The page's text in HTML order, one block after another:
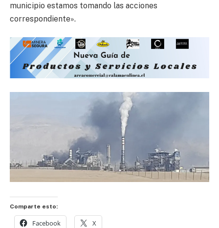
municipio estamos tomando las acciones
correspondiente».
Comparte esto:
Facebook X